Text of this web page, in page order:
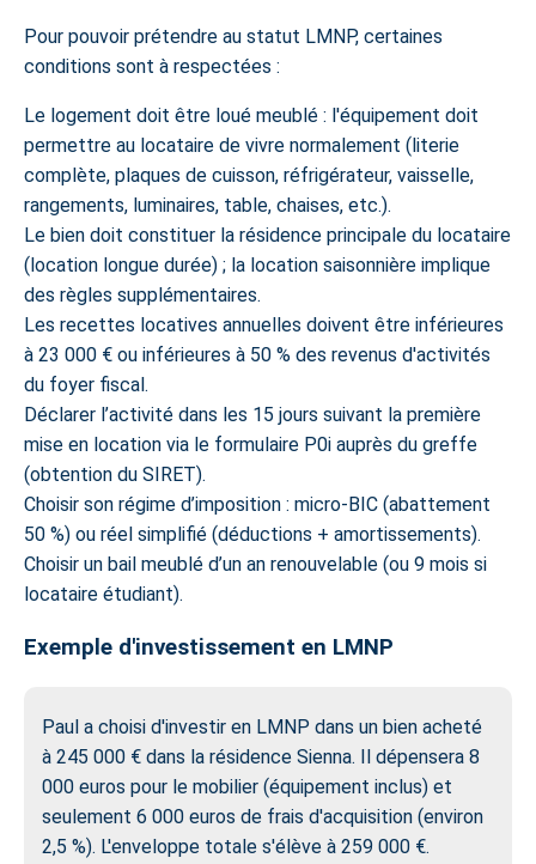
Pour pouvoir prétendre au statut LMNP, certaines
conditions sont à respectées :
Le logement doit être loué meublé : l'équipement doit
permettre au locataire de vivre normalement (literie
complète, plaques de cuisson, réfrigérateur, vaisselle,
rangements, luminaires, table, chaises, etc.).
Le bien doit constituer la résidence principale du locataire
(location longue durée) ; la location saisonnière implique
des règles supplémentaires.
Les recettes locatives annuelles doivent être inférieures
à 23 000 € ou inférieures à 50 % des revenus d'activités
du foyer fiscal.
Déclarer l’activité dans les 15 jours suivant la première
mise en location via le formulaire P0i auprès du greffe
(obtention du SIRET).
Choisir son régime d’imposition : micro-BIC (abattement
50 %) ou réel simplifié (déductions + amortissements).
Choisir un bail meublé d’un an renouvelable (ou 9 mois si
locataire étudiant).
Exemple d'investissement en LMNP
Paul a choisi d'investir en LMNP dans un bien acheté
à 245 000 € dans la résidence Sienna. Il dépensera 8
000 euros pour le mobilier (équipement inclus) et
seulement 6 000 euros de frais d'acquisition (environ
2,5 %). L'enveloppe totale s'élève à 259 000 €.